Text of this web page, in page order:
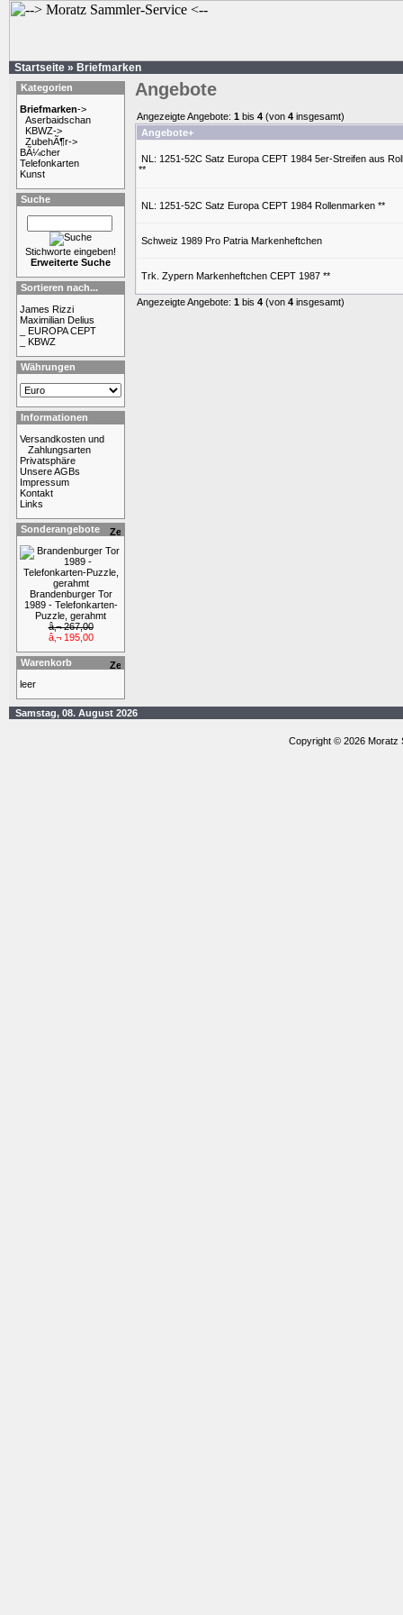
Startseite » Briefmarken
Kategorien
Briefmarken->
Aserbaidschan
KBWZ->
ZubehÃ¶r->
BÃ¼cher
Telefonkarten
Kunst
Suche
Stichworte eingeben!
Erweiterte Suche
Sortieren nach...
James Rizzi
Maximilian Delius
_ EUROPA CEPT
_ KBWZ
Währungen
Informationen
Versandkosten und
Zahlungsarten
Privatsphäre
Unsere AGBs
Impressum
Kontakt
Links
Sonderangebote
Brandenburger Tor
1989 - Telefonkarten-
Puzzle, gerahmt
â‚¬ 267,00
â‚¬ 195,00
Warenkorb
leer
Angebote
Angezeigte Angebote: 1 bis 4 (von 4 insgesamt)
Angebote+
NL: 1251-52C Satz Europa CEPT 1984 5er-Streifen aus
**
NL: 1251-52C Satz Europa CEPT 1984 Rollenmarken **
Schweiz 1989 Pro Patria Markenheftchen
Trk. Zypern Markenheftchen CEPT 1987 **
Angezeigte Angebote: 1 bis 4 (von 4 insgesamt)
Samstag, 08. August 2026
Copyright © 2026 Moratz